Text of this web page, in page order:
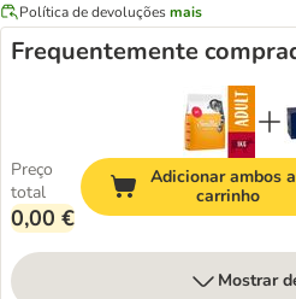
Política de devoluçõesmais
Frequentemente
Preço
total
0,00 €
Adicionar ambos
carrinho
Mostrar